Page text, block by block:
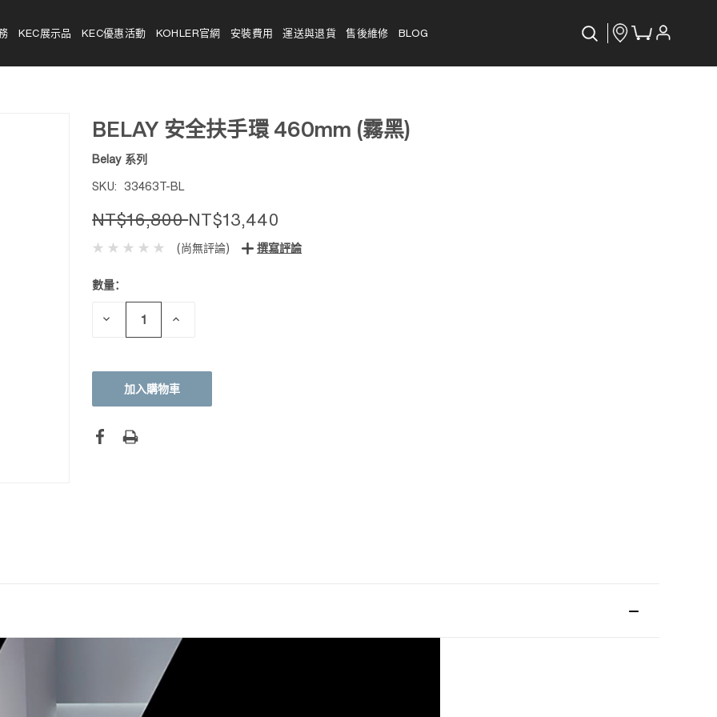
KEC展示品 KEC優惠活動 KOHLER官網 安裝費用 運送與退貨 售後維修 BLOG
BELAY 安全扶手環 460mm (霧黑)
Belay 系列
SKU: 33463T-BL
NT$16,800NT$13,440
(尚無評論) 撰寫評論
目前
存：
數量：
增